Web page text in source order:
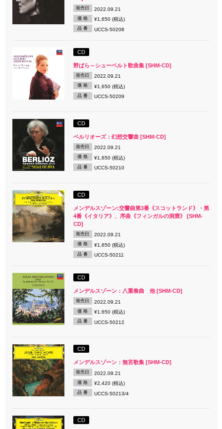
発売日 2022.09.21
価 格 ¥1,650 (税込)
品 番 UCCS-50208
CD
野ばら～シューベルト歌曲集 [SHM-CD]
発売日 2022.09.21
価 格 ¥1,650 (税込)
品 番 UCCS-50209
CD
ベルリオーズ：幻想交響曲 [SHM-CD]
発売日 2022.09.21
価 格 ¥1,650 (税込)
品 番 UCCS-50210
CD
メンデルスゾーン:交響曲第3番《スコットランド》・第
4番《イタリア》、序曲《フィンガルの洞窟》 [SHM-
CD]
発売日 2022.09.21
価 格 ¥1,650 (税込)
品 番 UCCS-50211
CD
メンデルスゾーン：八重奏曲 他 [SHM-CD]
発売日 2022.09.21
価 格 ¥1,650 (税込)
品 番 UCCS-50212
CD
メンデルスゾーン：無言歌集 [SHM-CD]
発売日 2022.09.21
価 格 ¥2,420 (税込)
品 番 UCCS-50213/4
CD